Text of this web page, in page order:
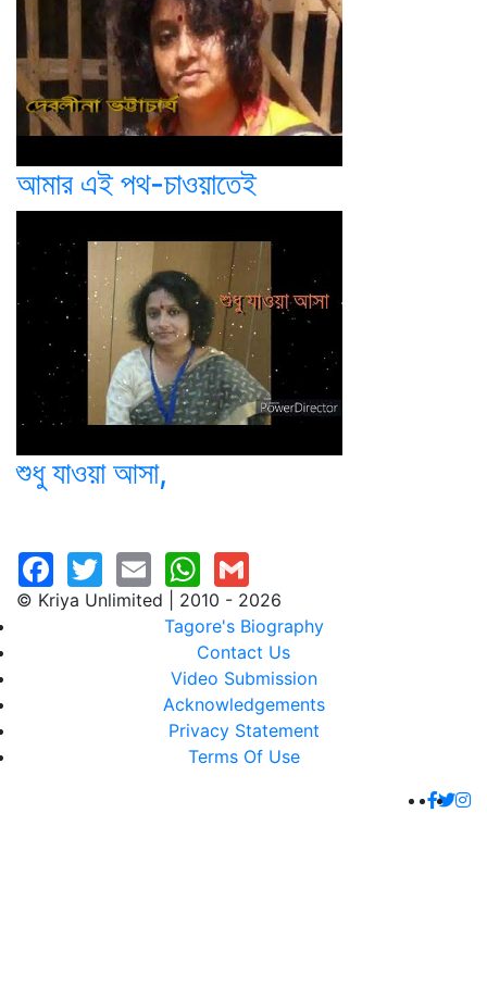
আমার এই পথ-চাওয়াতেই
শুধু যাওয়া আসা,
© Kriya Unlimited | 2010 - 2026
Tagore's Biography
Contact Us
Video Submission
Acknowledgements
Privacy Statement
Terms Of Use